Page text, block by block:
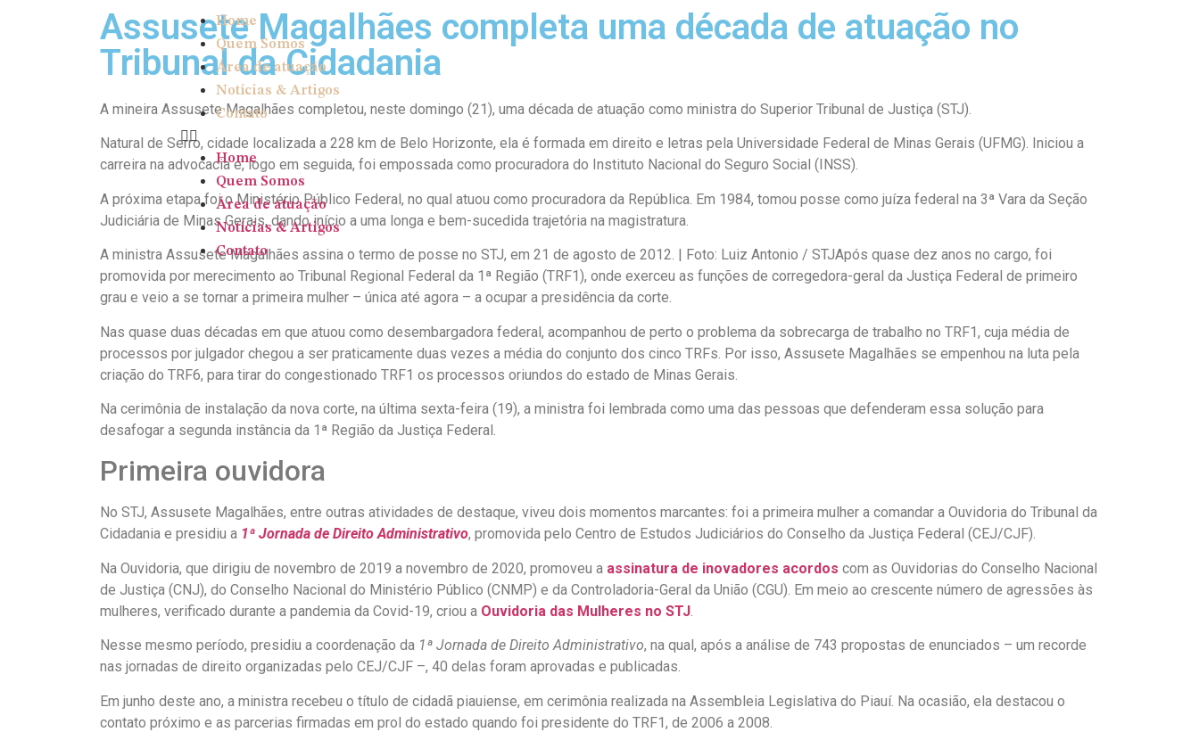
Home
Quem Somos
Área de atuação
Notícias & Artigos
Contato
Home
Quem Somos
Área de atuação
Notícias & Artigos
Contato
Assusete Magalhães completa uma década de atuação no
Tribunal da Cidadania
A mineira Assusete Magalhães completou, neste domingo (21), uma década de atuação como ministra do Superior Tribunal de Justiça (STJ).
Natural de Serro, cidade localizada a 228 km de Belo Horizonte, ela é formada em direito e letras pela Universidade Federal de Minas Gerais (UFMG). Iniciou a
carreira na advocacia e, logo em seguida, foi empossada como procuradora do Instituto Nacional do Seguro Social (INSS).
A próxima etapa foi o Ministério Público Federal, no qual atuou como procuradora da República. Em 1984, tomou posse como juíza federal na 3ª Vara da Seção
Judiciária de Minas Gerais, dando início a uma longa e bem-sucedida trajetória na magistratura.
A ministra Assusete Magalhães assina o termo de posse no STJ, em 21 de agosto de 2012. | Foto: Luiz Antonio / STJApós quase dez anos no cargo, foi
promovida por merecimento ao Tribunal Regional Federal da 1ª Região (TRF1), onde exerceu as funções de corregedora-geral da Justiça Federal de primeiro
grau e veio a se tornar a primeira mulher – única até agora – a ocupar a presidência da corte.
Nas quase duas décadas em que atuou como desembargadora federal, acompanhou de perto o problema da sobrecarga de trabalho no TRF1, cuja média de
processos por julgador chegou a ser praticamente duas vezes a média do conjunto dos cinco TRFs. Por isso, Assusete Magalhães se empenhou na luta pela
criação do TRF6, para tirar do congestionado TRF1 os processos oriundos do estado de Minas Gerais.
Na cerimônia de instalação da nova corte, na última sexta-feira (19), a ministra foi lembrada como uma das pessoas que defenderam essa solução para
desafogar a segunda instância da 1ª Região da Justiça Federal.
Primeira ouvidora
No STJ, Assusete Magalhães, entre outras atividades de destaque, viveu dois momentos marcantes: foi a primeira mulher a comandar a Ouvidoria do Tribunal da
Cidadania e presidiu a 1ª Jornada de Direito Administrativo, promovida pelo Centro de Estudos Judiciários do Conselho da Justiça Federal (CEJ/CJF).
Na Ouvidoria, que dirigiu de novembro de 2019 a novembro de 2020, promoveu a assinatura de inovadores acordos com as Ouvidorias do Conselho Nacional
de Justiça (CNJ), do Conselho Nacional do Ministério Público (CNMP) e da Controladoria-Geral da União (CGU). Em meio ao crescente número de agressões às
mulheres, verificado durante a pandemia da Covid-19, criou a Ouvidoria das Mulheres no STJ
Nesse mesmo período, presidiu a coordenação da 1ª Jornada de Direito Administrativo, na qual, após a análise de 743 propostas de enunciados – um recorde
nas jornadas de direito organizadas pelo CEJ/CJF –, 40 delas foram aprovadas e publicadas.
Em junho deste ano, a ministra recebeu o título de cidadã piauiense, em cerimônia realizada na Assembleia Legislativa do Piauí. Na ocasião, ela destacou o
contato próximo e as parcerias firmadas em prol do estado quando foi presidente do TRF1, de 2006 a 2008.